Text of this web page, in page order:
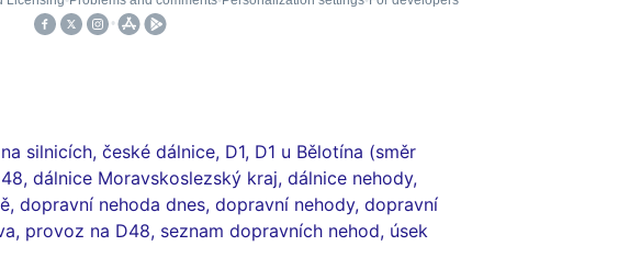
silnicích, české dálnice, D1, D1 u Bělotína (směr
, dálnice Moravskoslezský kraj, dálnice nehody,
, dopravní nehoda dnes, dopravní nehody, dopravní
, provoz na D48, seznam dopravních nehod, úsek